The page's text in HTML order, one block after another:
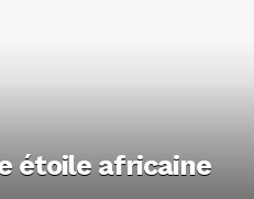
étoile africaine